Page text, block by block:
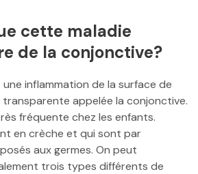
cette maladie
de la conjonctive?
inflammation de la surface de
transparente appelée la conjonctive.
fréquente chez les enfants.
en crèche et qui sont par
aux germes. On peut
trois types différents de